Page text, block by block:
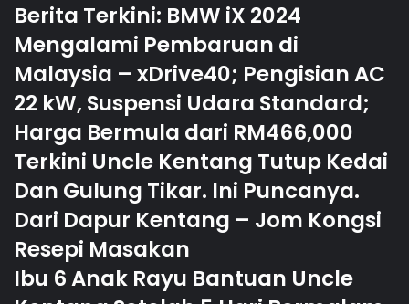
Berita Terkini: BMW iX 2024
Mengalami Pembaruan di
Malaysia – xDrive40; Pengisian AC
22 kW, Suspensi Udara Standard;
Harga Bermula dari RM466,000
Terkini Uncle Kentang Tutup Kedai
Dan Gulung Tikar. Ini Puncanya.
Dari Dapur Kentang – Jom Kongsi
Resepi Masakan
Ibu 6 Anak Rayu Bantuan Uncle